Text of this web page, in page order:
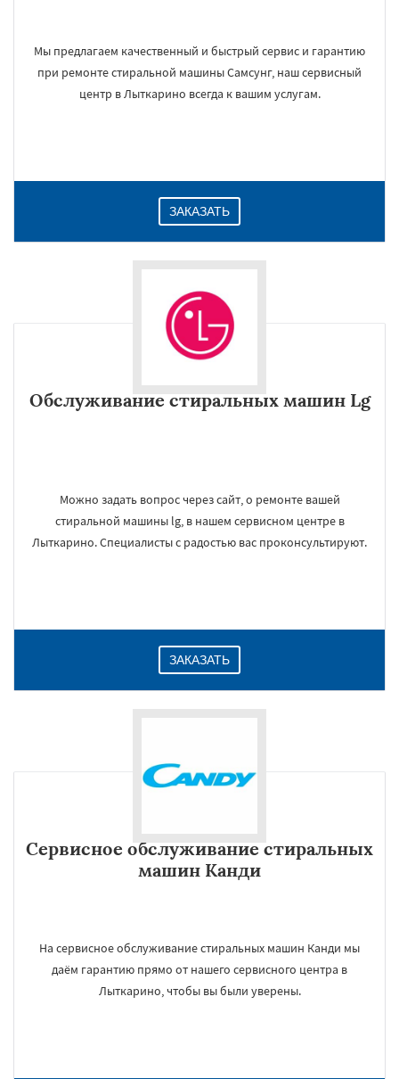
Мы предлагаем качественный и быстрый сервис и гарантию
при ремонте стиральной машины Самсунг, наш сервисный
центр в Лыткарино всегда к вашим услугам.
ЗАКАЗАТЬ
Обслуживание стиральных машин Lg
Можно задать вопрос через сайт, о ремонте вашей
стиральной машины lg, в нашем сервисном центре в
Лыткарино. Специалисты с радостью вас проконсультируют.
ЗАКАЗАТЬ
Сервисное обслуживание стиральных
машин Канди
На сервисное обслуживание стиральных машин Канди мы
даём гарантию прямо от нашего сервисного центра в
Лыткарино, чтобы вы были уверены.